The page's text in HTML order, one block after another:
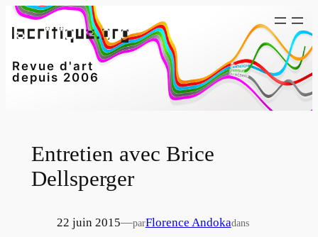
Aller
au
Revue d'art
depuis 2006
Entretien avec Brice
Dellsperger
22 juin 2015—parFlorence Andokadans